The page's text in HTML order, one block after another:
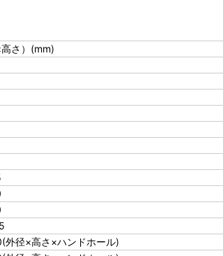
さ）(mm)
径×高さ×ハンドホール)